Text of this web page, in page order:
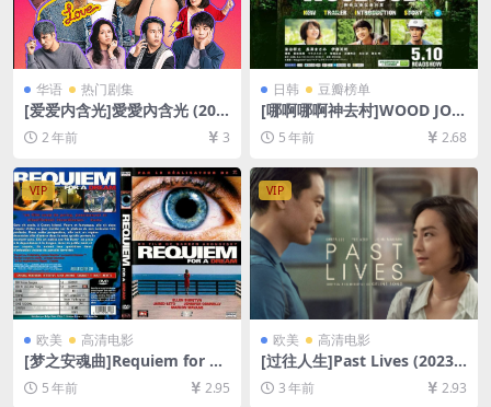
华语 热门剧集
[爱爱内含光]愛愛內含光 (202
4)[百度网盘+夸克网盘1080P
超清未删减资源][网盘在线播
放/下载][MP4/12GB][中文字
幕]
2 年前 3
日韩 豆瓣榜单
[哪啊哪啊神去村]WOOD JO
B！神去なあなあ日常 (2014)
[百度网盘+夸克网盘+迅雷云
盘资源1080P超清未删减][MP
4/7.5GB][日语中字]
5 年前 2.68
VIP
欧美 高清电影
[梦之安魂曲]Requiem for a
Dream (2000)[百度网盘+夸
克网盘+迅雷云盘资源1080P
5 年前 2.95
VIP
欧美 高清电影
[过往人生]Past Lives (2023)
[百度网盘+夸克网盘1080P超
清未删减资源][网盘在线播放/
3 年前 2.93